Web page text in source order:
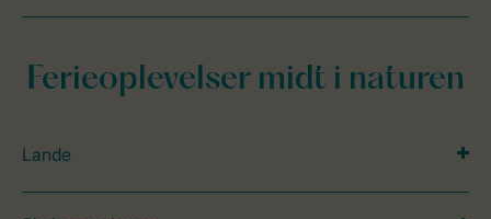
Ferieoplevelser midt i naturen
Lande